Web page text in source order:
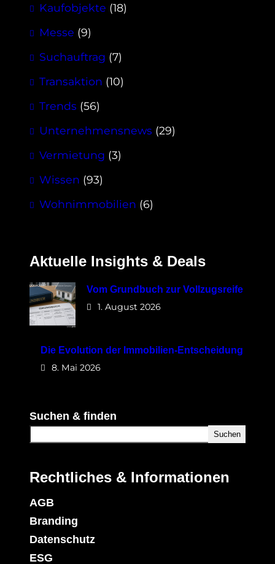
Kaufobjekte (18)
Messe (9)
Suchauftrag (7)
Transaktion (10)
Trends (56)
Unternehmensnews (29)
Vermietung (3)
Wissen (93)
Wohnimmobilien (6)
Aktuelle Insights & Deals
Vom Grundbuch zur Vollzugsreife
1. August 2026
Die Evolution der Immobilien-Entscheidung
8. Mai 2026
Suchen & finden
Suchen
Rechtliches & Informationen
AGB
Branding
Datenschutz
ESG